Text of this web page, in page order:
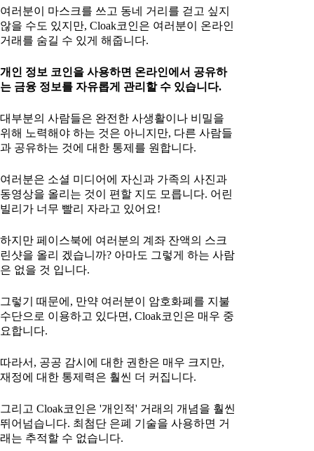
여러분이 마스크를 쓰고 동네 거리를 걷고 싶지
않을 수도 있지만, Cloak코인은 여러분이 온라인
거래를 숨길 수 있게 해줍니다.
개인 정보 코인을 사용하면 온라인에서 공유하
는 금융 정보를 자유롭게 관리할 수 있습니다.
대부분의 사람들은 완전한 사생활이나 비밀을
위해 노력해야 하는 것은 아니지만, 다른 사람들
과 공유하는 것에 대한 통제를 원합니다.
여러분은 소셜 미디어에 자신과 가족의 사진과
동영상을 올리는 것이 편할 지도 모릅니다. 어린
빌리가 너무 빨리 자라고 있어요!
하지만 페이스북에 여러분의 계좌 잔액의 스크
린샷을 올리 겠습니까? 아마도 그렇게 하는 사람
은 없을 것 입니다.
그렇기 때문에, 만약 여러분이 암호화폐를 지불
수단으로 이용하고 있다면, Cloak코인은 매우 중
요합니다.
따라서, 공공 감시에 대한 권한은 매우 크지만,
재정에 대한 통제력은 훨씬 더 커집니다.
그리고 Cloak코인은 '개인적' 거래의 개념을 훨씬
뛰어넘습니다. 최첨단 은폐 기술을 사용하면 거
래는 추적할 수 없습니다.